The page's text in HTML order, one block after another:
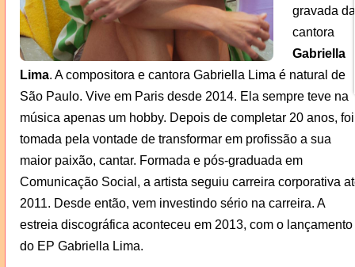
gravada da
cantora
Gabriella
Lima. A compositora e cantora Gabriella Lima é natural de
São Paulo. Vive em Paris desde 2014. Ela sempre teve na
música apenas um hobby. Depois de completar 20 anos, foi
tomada pela vontade de transformar em profissão a sua
maior paixão, cantar. Formada e pós-graduada em
Comunicação Social, a artista seguiu carreira corporativa
2011. Desde então, vem investindo sério na carreira. A
estreia discográfica aconteceu em 2013, com o lançamento
do EP Gabriella Lima.